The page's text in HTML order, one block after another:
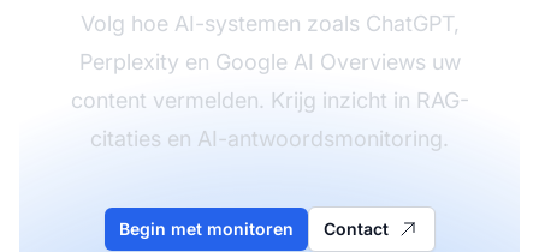
Volg hoe AI-systemen zoals ChatGPT,
Perplexity en Google AI Overviews uw
content vermelden. Krijg inzicht in RAG-
citaties en AI-antwoordsmonitoring.
Begin met monitoren Contact